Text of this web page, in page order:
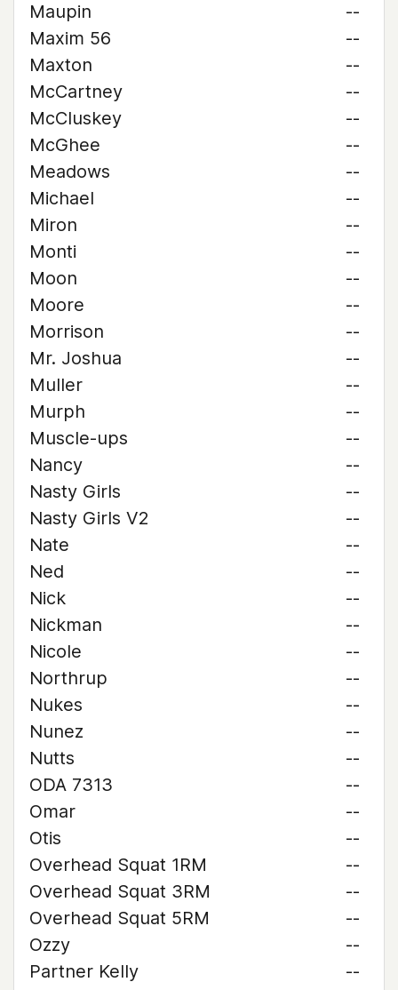
Maupin
--
Maxim 56
--
Maxton
--
McCartney
--
McCluskey
--
McGhee
--
Meadows
--
Michael
--
Miron
--
Monti
--
Moon
--
Moore
--
Morrison
--
Mr. Joshua
--
Muller
--
Murph
--
Muscle-ups
--
Nancy
--
Nasty Girls
--
Nasty Girls V2
--
Nate
--
Ned
--
Nick
--
Nickman
--
Nicole
--
Northrup
--
Nukes
--
Nunez
--
Nutts
--
ODA 7313
--
Omar
--
Otis
--
Overhead Squat 1RM
--
Overhead Squat 3RM
--
Overhead Squat 5RM
--
Ozzy
--
Partner Kelly
--